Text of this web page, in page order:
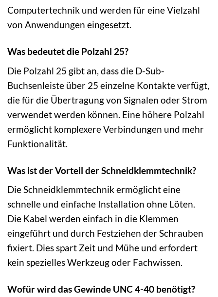
Computertechnik und werden für eine Vielzahl
von Anwendungen eingesetzt.
Was bedeutet die Polzahl 25?
Die Polzahl 25 gibt an, dass die D-Sub-
Buchsenleiste über 25 einzelne Kontakte verfügt,
die für die Übertragung von Signalen oder Strom
verwendet werden können. Eine höhere Polzahl
ermöglicht komplexere Verbindungen und mehr
Funktionalität.
Was ist der Vorteil der Schneidklemmtechnik?
Die Schneidklemmtechnik ermöglicht eine
schnelle und einfache Installation ohne Löten.
Die Kabel werden einfach in die Klemmen
eingeführt und durch Festziehen der Schrauben
fixiert. Dies spart Zeit und Mühe und erfordert
kein spezielles Werkzeug oder Fachwissen.
Wofür wird das Gewinde UNC 4-40 benötigt?